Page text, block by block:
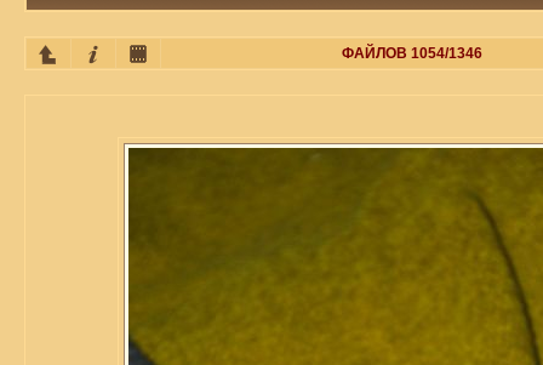
ФАЙЛОВ 1054/1346